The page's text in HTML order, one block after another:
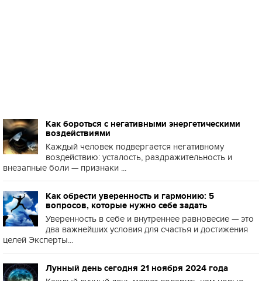
Как бороться с негативными энергетическими
воздействиями
Каждый человек подвергается негативному
воздействию: усталость, раздражительность и
внезапные боли — признаки ...
Как обрести уверенность и гармонию: 5
вопросов, которые нужно себе задать
Уверенность в себе и внутреннее равновесие — это
два важнейших условия для счастья и достижения
целей Эксперты...
Лунный день сегодня 21 ноября 2024 года